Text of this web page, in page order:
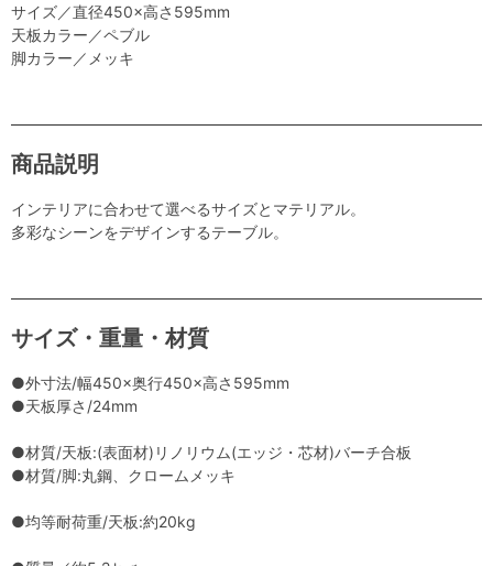
サイズ／直径450×高さ595mm
天板カラー／ペブル
脚カラー／メッキ
商品説明
インテリアに合わせて選べるサイズとマテリアル。
多彩なシーンをデザインするテーブル。
サイズ・重量・材質
●外寸法/幅450×奥行450×高さ595mm
●天板厚さ/24mm
●材質/天板:(表面材)リノリウム(エッジ・芯材)バーチ合板
●材質/脚:丸鋼、クロームメッキ
●均等耐荷重/天板:約20kg